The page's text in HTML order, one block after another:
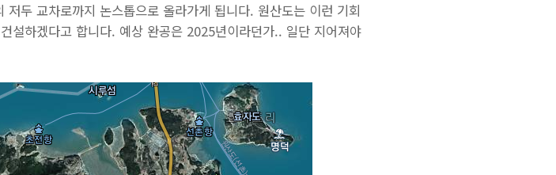
두 교차로까지 논스톱으로 올라가게 됩니다. 원산도는 이런 기회
설하겠다고 합니다. 예상 완공은 2025년이라던가.. 일단 지어져야